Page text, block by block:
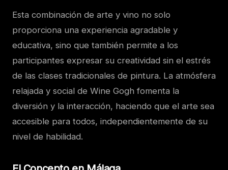
Esta combinación de arte y vino no solo
proporciona una experiencia agradable y
educativa, sino que también permite a los
participantes expresar su creatividad sin el estrés
de las clases tradicionales de pintura. La atmósfera
relajada y social de Wine Gogh fomenta la
diversión y la interacción, haciendo que el arte sea
accesible para todos, independientemente de su
nivel de habilidad.